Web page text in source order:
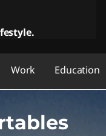
Work Education